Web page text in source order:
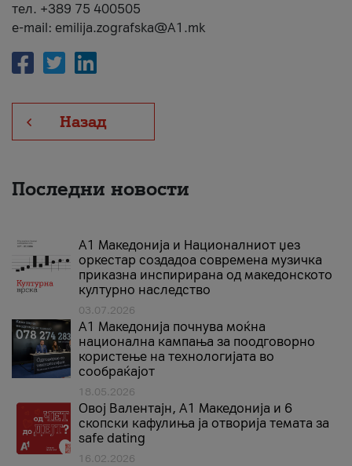
тел. +389 75 400505
e-mail: emilija.zografska@A1.mk
Назад
Последни новости
А1 Македонија и Националниот џез
оркестар создадоа современа музичка
приказна инспирирана од македонското
културно наследство
03.07.2026
A1 Македонија почнува моќна
национална кампања за поодговорно
користење на технологијата во
сообраќајот
18.05.2026
Овој Валентајн, A1 Македонија и 6
скопски кафулиња ја отворија темата за
safe dating
16.02.2026